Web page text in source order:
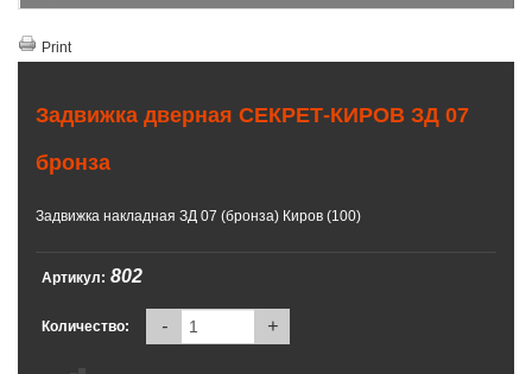
Print
Задвижка дверная СЕКРЕТ-КИРОВ ЗД 07
бронза
Задвижка накладная ЗД 07 (бронза) Киров (100)
Артикул: 802
Количество: - +